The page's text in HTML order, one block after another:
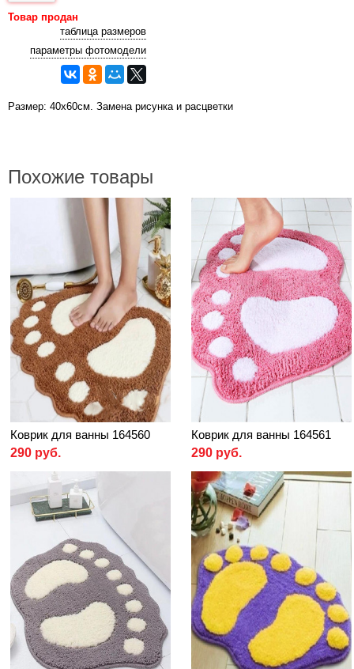
Товар продан
таблица размеров
параметры фотомодели
Размер: 40х60см. Замена рисунка и расцветки
Похожие товары
Коврик для ванны 164560
290 руб.
Коврик для ванны 164561
290 руб.